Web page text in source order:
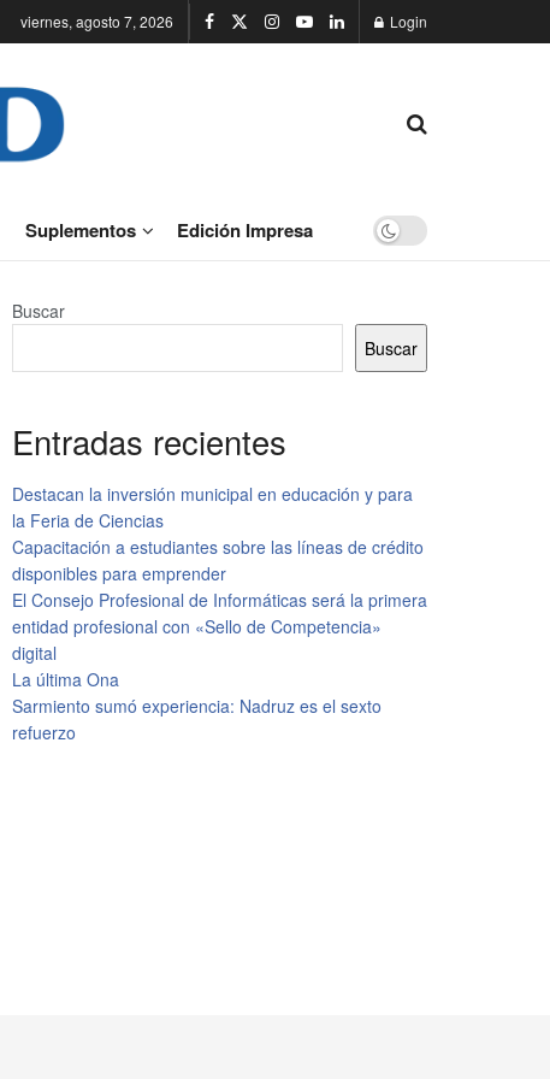
viernes, agosto 7, 2026 Login
Suplementos Edición Impresa
Buscar
Buscar
Entradas recientes
Destacan la inversión municipal en educación y para
la Feria de Ciencias
Capacitación a estudiantes sobre las líneas de crédito
disponibles para emprender
El Consejo Profesional de Informáticas será la primera
entidad profesional con «Sello de Competencia»
digital
La última Ona
Sarmiento sumó experiencia: Nadruz es el sexto
refuerzo